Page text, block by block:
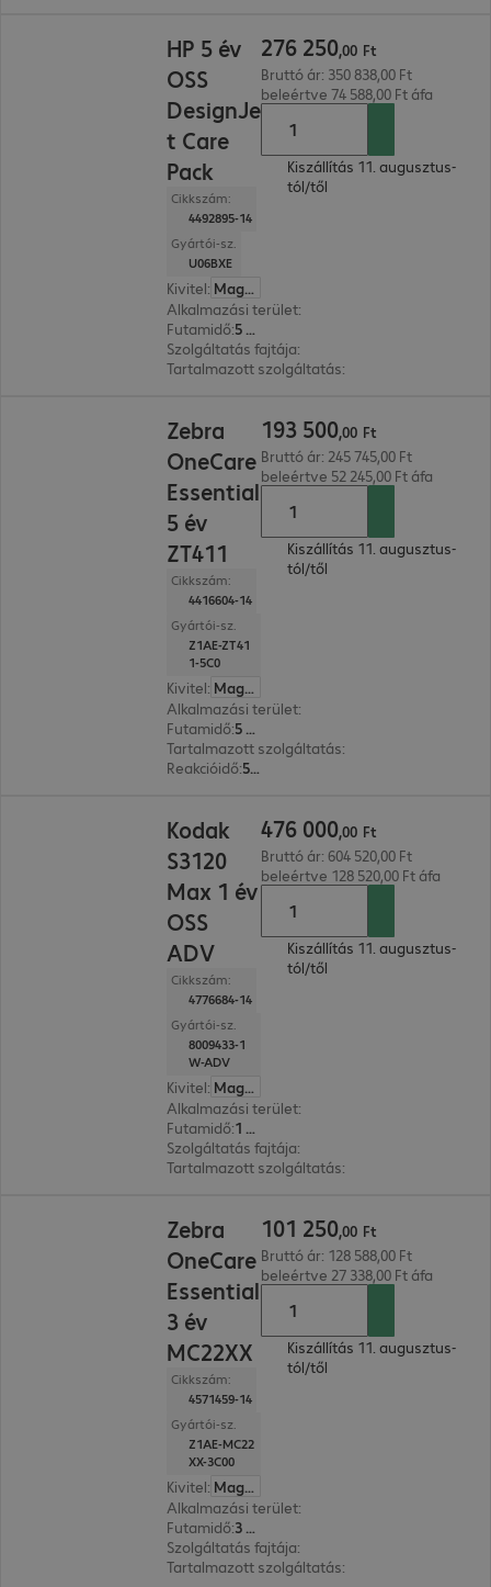
HP 5 év
OSS
DesignJe
t Care
Pack
Cikkszám:
4492895-14
Gyártói-sz.
U06BXE
Kivitel:
Magyar
Alkalmazási terület:
Futamidő:
5 év
Szolgáltatás fajtája:
Tartalmazott szolgáltatás:
276 250,00 Ft
Bruttó ár: 350 838,00 Ft
beleértve 74 588,00 Ft áfa
Kiszállítás 11. augusztus-
tól/től
Zebra
OneCare
Essential
5 év
ZT411
Cikkszám:
4416604-14
Gyártói-sz.
Z1AE-ZT41
1-5C0
Kivitel:
Magyar
Alkalmazási terület:
Futamidő:
5 év
Tartalmazott szolgáltatás:
Reakcióidő: 5 munkanap
193 500,00 Ft
Bruttó ár: 245 745,00 Ft
beleértve 52 245,00 Ft áfa
Kiszállítás 11. augusztus-
tól/től
Kodak
S3120
Max 1 év
OSS
ADV
Cikkszám:
4776684-14
Gyártói-sz.
8009433-1
W-ADV
Kivitel:
Magyar
Alkalmazási terület:
Futamidő:
1 év
Szolgáltatás fajtája:
Tartalmazott szolgáltatás:
476 000,00 Ft
Bruttó ár: 604 520,00 Ft
beleértve 128 520,00 Ft áfa
Kiszállítás 11. augusztus-
tól/től
Zebra
OneCare
Essential
3 év
MC22XX
Cikkszám:
4571459-14
Gyártói-sz.
Z1AE-MC22
XX-3C00
Kivitel:
Magyar
Alkalmazási terület:
Futamidő:
3 év
Szolgáltatás fajtája:
Tartalmazott szolgáltatás:
101 250,00 Ft
Bruttó ár: 128 588,00 Ft
beleértve 27 338,00 Ft áfa
Kiszállítás 11. augusztus-
tól/től